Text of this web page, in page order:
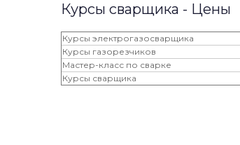
Курсы сварщика - Цены
Курсы электрогазосварщика
Курсы газорезчиков
Мастер-класс по сварке
Курсы сварщика